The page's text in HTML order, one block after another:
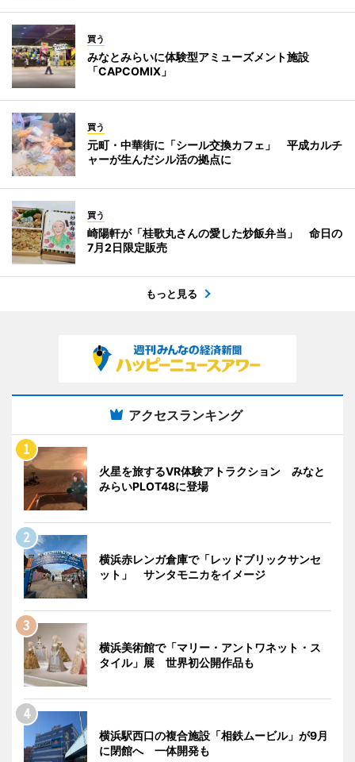
買う
みなとみらいに体験型アミューズメント施設
「CAPCOMIX」
買う
元町・中華街に「シール交換カフェ」 平成カルチ
ャーが生んだシル活の拠点に
買う
崎陽軒が「桂歌丸さんの愛した炒飯弁当」 命日の
7月2日限定販売
もっと見る
アクセスランキング
火星を旅するVR体験アトラクション みなと
みらいPLOT48に登場
横浜赤レンガ倉庫で「レッドブリックサンセ
ット」 サンタモニカをイメージ
横浜美術館で「マリー・アントワネット・ス
タイル」展 世界初公開作品も
横浜駅西口の複合施設「相鉄ムービル」が9月
に閉館へ 一体開発も